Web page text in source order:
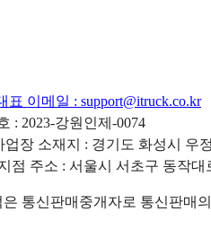
표 이메일 : support@itruck.co.kr
: 2023-강원인제-0074
장 소재지 : 경기도 화성시 우
점 주소 : 서울시 서초구 동작대
통신판매중개자로 통신판매